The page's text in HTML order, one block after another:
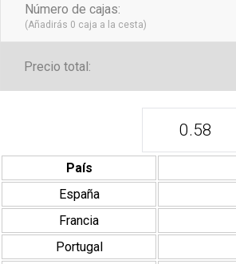
Número de cajas:
(Añadirás 0 caja a la cesta)
Precio total:
cm
cantidad
País
España
Francia
Portugal